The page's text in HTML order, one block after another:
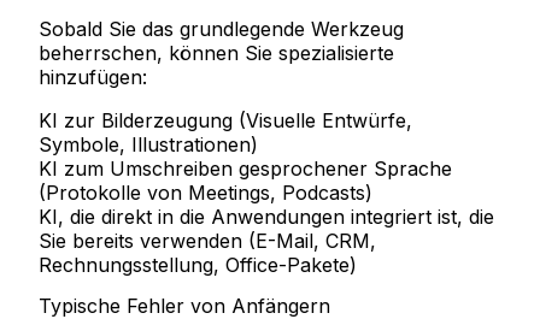
Sobald Sie das grundlegende Werkzeug
beherrschen, können Sie spezialisierte
hinzufügen:
KI zur Bilderzeugung (Visuelle Entwürfe,
Symbole, Illustrationen)
KI zum Umschreiben gesprochener Sprache
(Protokolle von Meetings, Podcasts)
KI, die direkt in die Anwendungen integriert ist, die
Sie bereits verwenden (E-Mail, CRM,
Rechnungsstellung, Office-Pakete)
Typische Fehler von Anfängern